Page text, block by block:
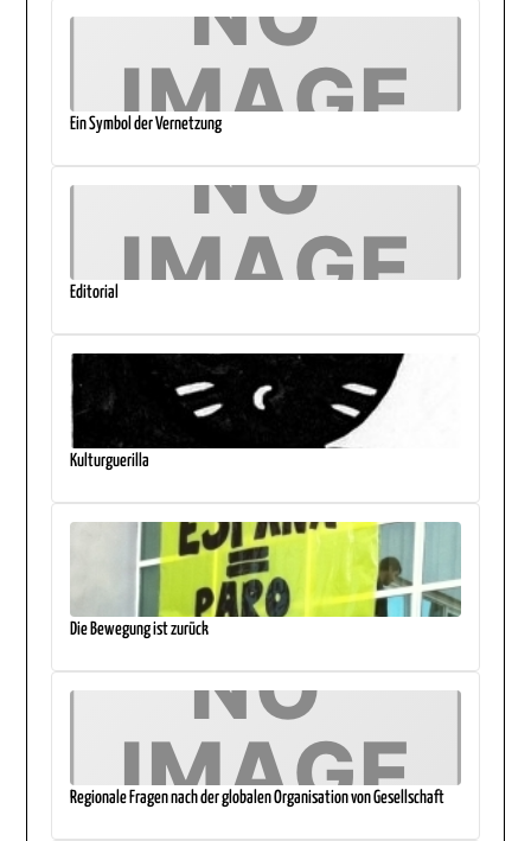
Ein Symbol der Vernetzung
Editorial
Kulturguerilla
Die Bewegung ist zurück
Regionale Fragen nach der globalen Organisation von Gesellschaft